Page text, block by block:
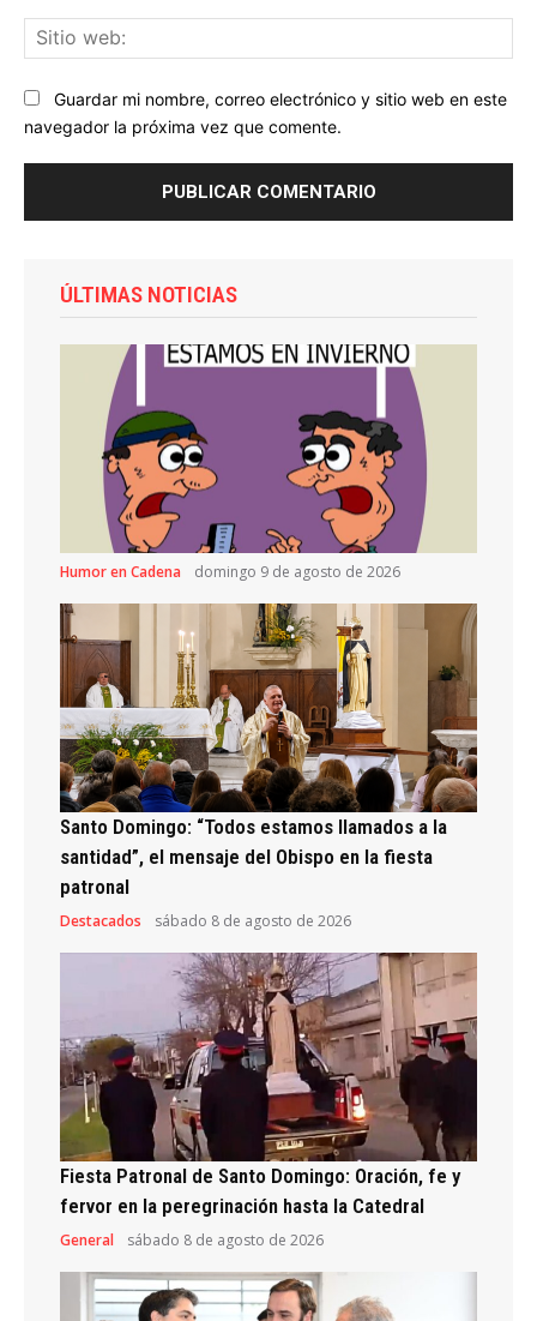
Guardar mi nombre, correo electrónico y sitio web en este
navegador la próxima vez que comente.
ÚLTIMAS NOTICIAS
Humor en Cadena domingo 9 de agosto de 2026
Santo Domingo: “Todos estamos llamados a la
santidad”, el mensaje del Obispo en la fiesta
patronal
Destacados sábado 8 de agosto de 2026
Fiesta Patronal de Santo Domingo: Oración, fe y
fervor en la peregrinación hasta la Catedral
General sábado 8 de agosto de 2026